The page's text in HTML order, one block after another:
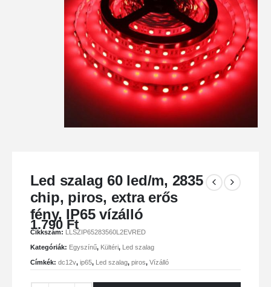
Led szalag 60 led/m, 2835
chip, piros, extra erős
fény, IP65 vízálló
1.790 Ft
Cikkszám: LLSZIP65283560L2EVRED
Kategóriák: Egyszínű, Kültéri, Led szalag
Címkék: dc12v, ip65, Led szalag, piros, Vízálló